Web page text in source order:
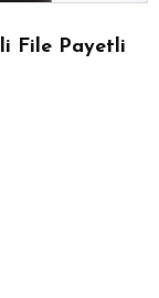
File Payetli